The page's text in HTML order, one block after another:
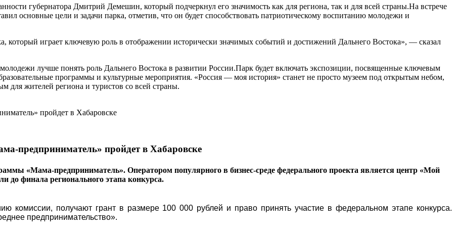
губернатора Дмитрий Демешин, который подчеркнул его значимость как для региона, так и для всей страны.На встрече
основные цели и задачи парка, отметив, что он будет способствовать патриотическому воспитанию молодежи и
который играет ключевую роль в отображении исторически значимых событий и достижений Дальнего Востока», — сказал
лучше понять роль Дальнего Востока в развитии России.Парк будет включать экспозиции, посвященные ключевым
программы и культурные мероприятия. «Россия — моя история» станет не просто музеем под открытым небом,
для жителей региона и туристов со всей страны.
предприниматель» пройдет в Хабаровске
«Мама-предприниматель». Оператором популярного в бизнес-среде федерального проекта является центр «Мой
до финала регионального этапа конкурса.
комиссии, получают грант в размере 100 000 рублей и право принять участие в федеральном этапе конкурса.
предпринимательство».